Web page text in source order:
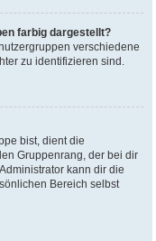
farbig dargestellt?
verschiedene
zu identifizieren sind.
bist, dient die
Gruppenrang, der bei dir
kann dir die
Bereich selbst